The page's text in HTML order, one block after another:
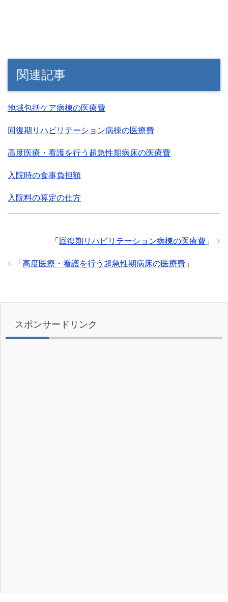
関連記事
地域包括ケア病棟の医療費
回復期リハビリテーション病棟の医療費
高度医療・看護を行う超急性期病床の医療費
入院時の食事負担額
入院料の算定の仕方
「 回復期リハビリテーション病棟の医療費 」
「 高度医療・看護を行う超急性期病床の医療費 」
スポンサードリンク